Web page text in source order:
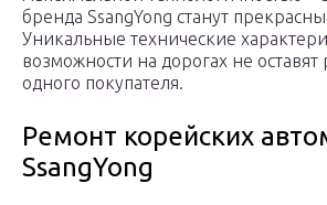
бренда SsangYong станут
Уникальные технические
возможности на дорогах не
одного покупателя.
Ремонт корейских
SsangYong